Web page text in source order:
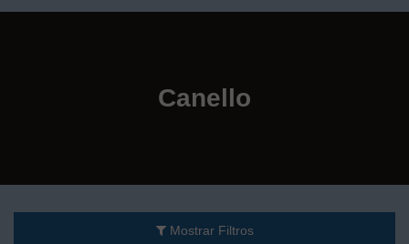
Canello
Mostrar Filtros